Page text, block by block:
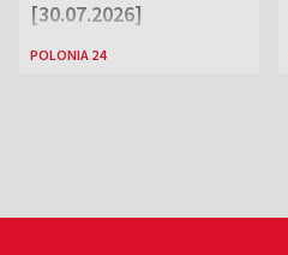
[30.07.2026]
POLONIA 24